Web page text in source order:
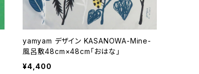
yamyam デザイン KASANOWA-Mine-
風呂敷48cm×48cm「おはな」
¥4,400